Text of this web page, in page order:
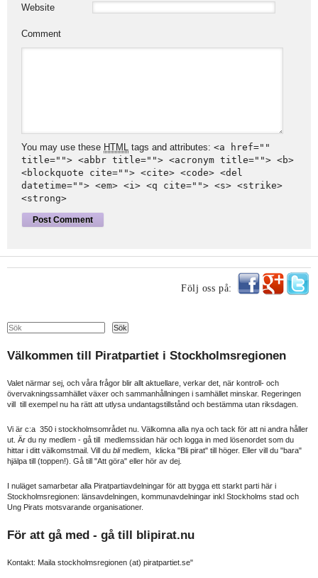
Website
Comment
You may use these HTML tags and attributes: <a href=""
title=""> <abbr title=""> <acronym title=""> <b>
<blockquote cite=""> <cite> <code> <del
datetime=""> <em> <i> <q cite=""> <s> <strike>
<strong>
Följ oss på:
Search Sök
Välkommen till Piratpartiet i Stockholmsregionen
Valet närmar sej, och våra frågor blir allt aktuellare, verkar det, när kontroll- och
övervakningssamhället växer och sammanhållningen i samhället minskar. Regeringen
vill till exempel nu ha rätt att utlysa undantagstillstånd och bestämma utan riksdagen.
Vi är c:a 350 i stockholmsområdet nu. Välkomna alla nya och tack för att ni andra håller
ut. Är du ny medlem - gå till medlemssidan här och logga in med lösenordet som du
hittar i ditt välkomstmail. Vill du blimedlem, klicka "Bli pirat" till höger. Eller vill du "bara"
hjälpa till (toppen!). Gå till "Att göra" eller hör av dej.
I nuläget samarbetar alla Piratpartiavdelningar för att bygga ett starkt parti här i
Stockholmsregionen: länsavdelningen, kommunavdelningar inkl Stockholms stad och
Ung Pirats motsvarande organisationer.
För att gå med - gå till blipirat.nu
Kontakt: Maila stockholmsregionen (at) piratpartiet.se"